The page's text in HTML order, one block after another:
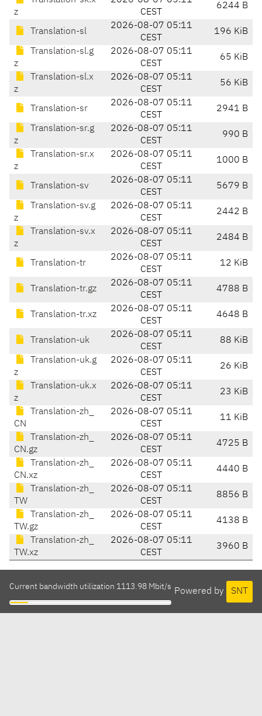
z
CEST
6244 B
Translation-sl
2026-08-07 05:11
CEST
196 KiB
Translation-sl.g
z
2026-08-07 05:11
CEST
65 KiB
Translation-sl.x
z
2026-08-07 05:11
CEST
56 KiB
Translation-sr
2026-08-07 05:11
CEST
2941 B
Translation-sr.g
z
2026-08-07 05:11
CEST
990 B
Translation-sr.x
z
2026-08-07 05:11
CEST
1000 B
Translation-sv
2026-08-07 05:11
CEST
5679 B
Translation-sv.g
z
2026-08-07 05:11
CEST
2442 B
Translation-sv.x
z
2026-08-07 05:11
CEST
2484 B
Translation-tr
2026-08-07 05:11
CEST
12 KiB
Translation-tr.gz
2026-08-07 05:11
CEST
4788 B
Translation-tr.xz
2026-08-07 05:11
CEST
4648 B
Translation-uk
2026-08-07 05:11
CEST
88 KiB
Translation-uk.g
z
2026-08-07 05:11
CEST
26 KiB
Translation-uk.x
z
2026-08-07 05:11
CEST
23 KiB
Translation-zh_
CN
2026-08-07 05:11
CEST
11 KiB
Translation-zh_
CN.gz
2026-08-07 05:11
CEST
4725 B
Translation-zh_
CN.xz
2026-08-07 05:11
CEST
4440 B
Translation-zh_
TW
2026-08-07 05:11
CEST
8856 B
Translation-zh_
TW.gz
2026-08-07 05:11
CEST
4138 B
Translation-zh_
TW.xz
2026-08-07 05:11
CEST
3960 B
Powered by SNT
Current bandwidth utilization 1113.98 Mbit/s